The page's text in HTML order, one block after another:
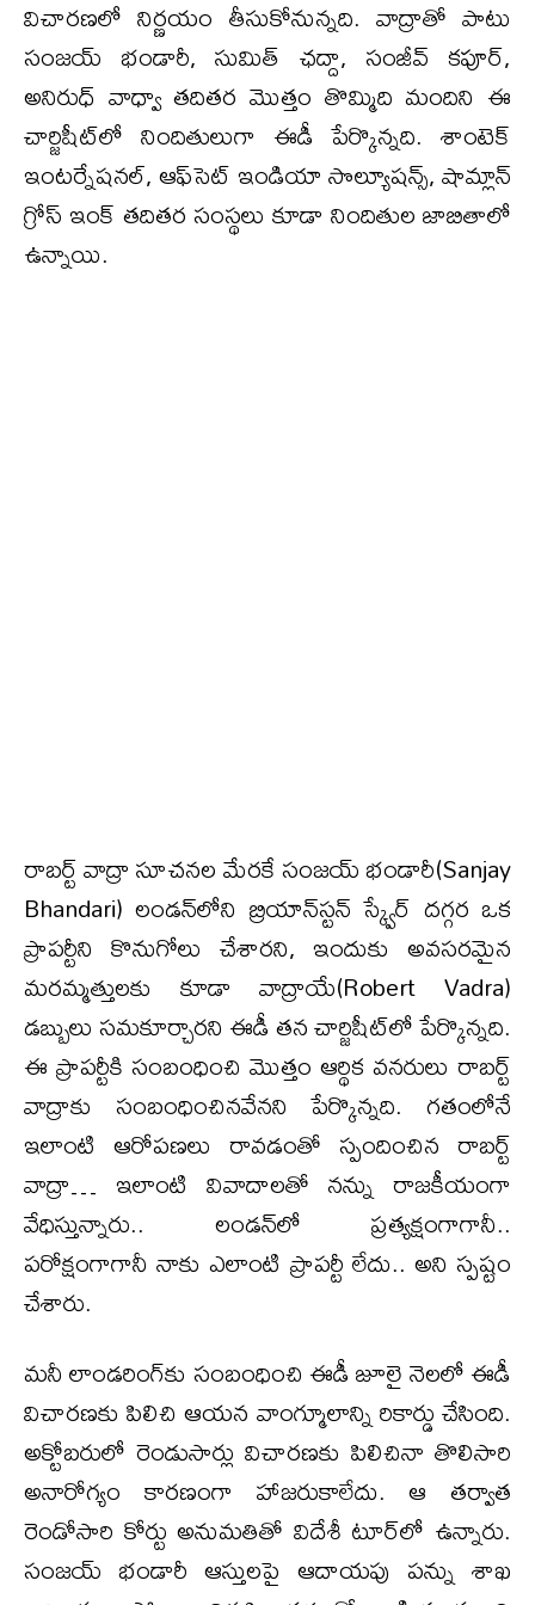
విచారణలో నిర్ణయం తీసుకోనున్నది. వాద్రాతో పాటు
సంజయ్ భండారీ, సుమిత్ ఛద్దా, సంజీవ్ కపూర్,
అనిరుధ్ వాధ్వా తదితర మొత్తం తొమ్మిది మందిని ఈ
చార్జిషీట్‌లో నిందితులుగా ఈడీ పేర్కొన్నది. శాంటెక్
ఇంటర్నేషనల్, ఆఫ్‌సెట్ ఇండియా సొల్యూషన్స్, షామ్లాన్
గ్రోస్ ఇంక్ తదితర సంస్థలు కూడా నిందితుల జాబితాలో
ఉన్నాయి.
రాబర్ట్ వాద్రా సూచనల మేరకే సంజయ్ భండారీ(Sanjay
Bhandari) లండన్‌లోని బ్రియాన్‌స్టన్ స్క్వేర్ దగ్గర ఒక
ప్రాపర్టీని కొనుగోలు చేశారని, ఇందుకు అవసరమైన
మరమ్మత్తులకు కూడా వాద్రాయే(Robert Vadra)
డబ్బులు సమకూర్చారని ఈడీ తన చార్జిషీట్‌లో పేర్కొన్నది.
ఈ ప్రాపర్టీకి సంబంధించి మొత్తం ఆర్థిక వనరులు రాబర్ట్
వాద్రాకు సంబంధించినవేనని పేర్కొన్నది. గతంలోనే
ఇలాంటి ఆరోపణలు రావడంతో స్పందించిన రాబర్ట్
వాద్రా… ఇలాంటి వివాదాలతో నన్ను రాజకీయంగా
వేధిస్తున్నారు.. లండన్‌లో ప్రత్యక్షంగాగానీ..
పరోక్షంగాగానీ నాకు ఎలాంటి ప్రాపర్టీ లేదు.. అని స్పష్టం
చేశారు.
మనీ లాండరింగ్‌కు సంబంధించి ఈడీ జూలై నెలలో ఈడీ
విచారణకు పిలిచి ఆయన వాంగ్మూలాన్ని రికార్డు చేసింది.
అక్టోబరులో రెండుసార్లు విచారణకు పిలిచినా తొలిసారి
అనారోగ్యం కారణంగా హాజరుకాలేదు. ఆ తర్వాత
రెండోసారి కోర్టు అనుమతితో విదేశీ టూర్‌లో ఉన్నారు.
సంజయ్ భండారీ ఆస్తులపై ఆదాయపు పన్ను శాఖ